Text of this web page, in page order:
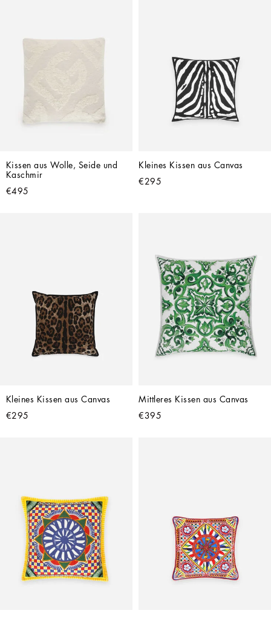
Kissen aus Wolle, Seide und
Kaschmir
€495
Kleines Kissen aus Canvas
€295
Kleines Kissen aus Canvas
€295
Mittleres Kissen aus Canvas
€395